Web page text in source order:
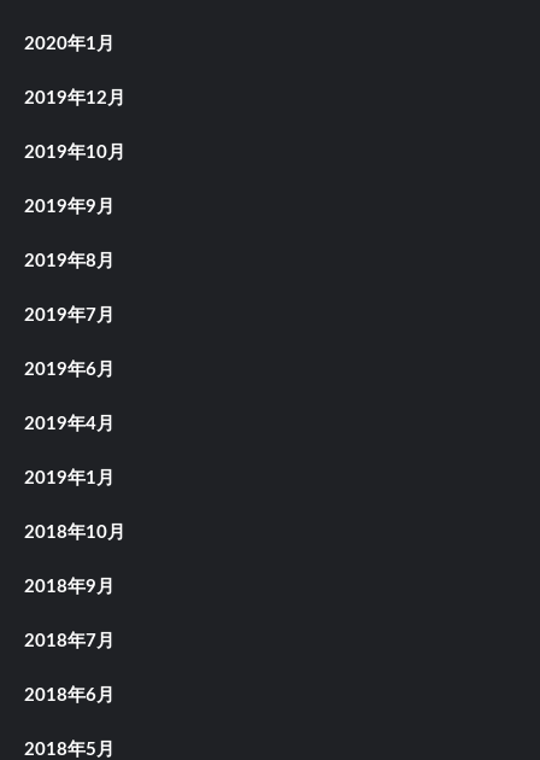
2020年1月
2019年12月
2019年10月
2019年9月
2019年8月
2019年7月
2019年6月
2019年4月
2019年1月
2018年10月
2018年9月
2018年7月
2018年6月
2018年5月